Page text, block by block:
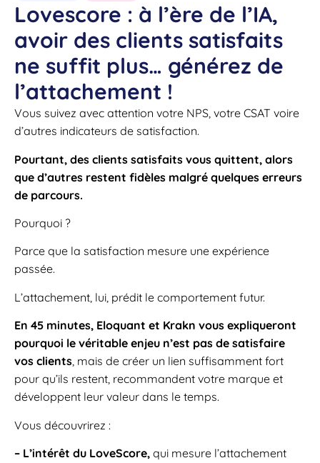
Lovescore : à l’ère de l’IA,
avoir des clients satisfaits
ne suffit plus… générez de
l’attachement !
Vous suivez avec attention votre NPS, votre CSAT voire
d’autres indicateurs de satisfaction.
Pourtant, des clients satisfaits vous quittent, alors
que d’autres restent fidèles malgré quelques erreurs
de parcours.
Pourquoi ?
Parce que la satisfaction mesure une expérience
passée.
L’attachement, lui, prédit le comportement futur.
En 45 minutes, Eloquant et Krakn vous expliqueront
pourquoi le véritable enjeu n’est pas de satisfaire
vos clients, mais de créer un lien suffisamment fort
pour qu’ils restent, recommandent votre marque et
développent leur valeur dans le temps.
Vous découvrirez :
– L’intérêt du LoveScore, qui mesure l’attachement